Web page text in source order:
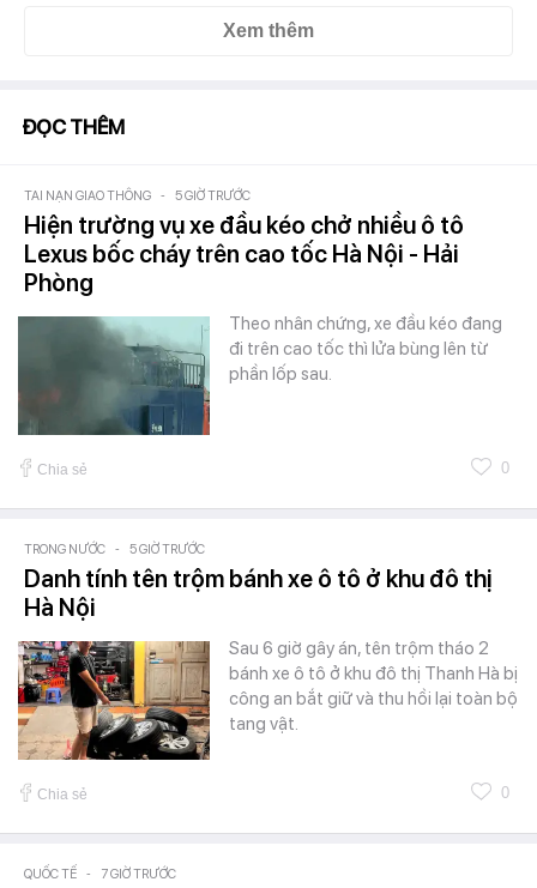
Xem thêm
ĐỌC THÊM
TAI NẠN GIAO THÔNG - 5 GIỜ TRƯỚC
Hiện trường vụ xe đầu kéo chở nhiều ô tô
Lexus bốc cháy trên cao tốc Hà Nội - Hải
Phòng
Theo nhân chứng, xe đầu kéo đang
đi trên cao tốc thì lửa bùng lên từ
phần lốp sau.
Chia sẻ 0
TRONG NƯỚC - 5 GIỜ TRƯỚC
Danh tính tên trộm bánh xe ô tô ở khu đô thị
Hà Nội
Sau 6 giờ gây án, tên trộm tháo 2
bánh xe ô tô ở khu đô thị Thanh Hà bị
công an bắt giữ và thu hồi lại toàn bộ
tang vật.
Chia sẻ 0
QUỐC TẾ - 7 GIỜ TRƯỚC